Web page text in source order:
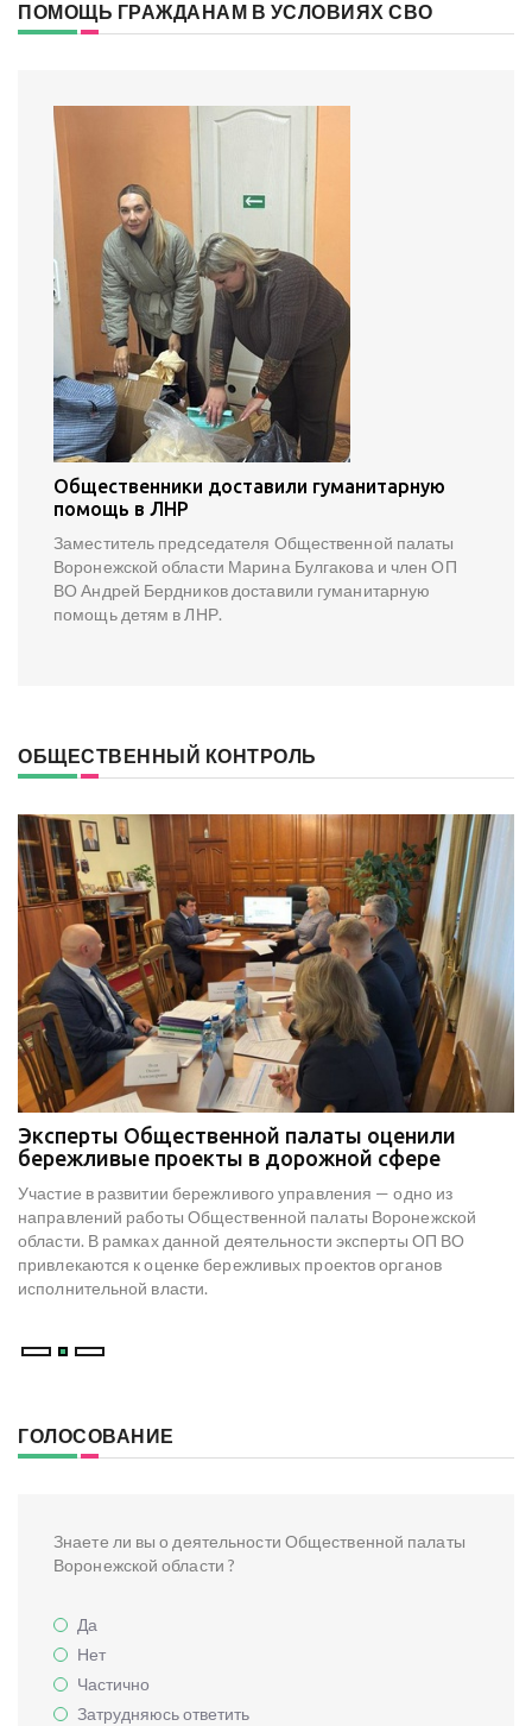
ПОМОЩЬ ГРАЖДАНАМ В УСЛОВИЯХ СВО
Общественники доставили гуманитарную
помощь в ЛНР
Заместитель председателя Общественной палаты
Воронежской области Марина Булгакова и член ОП
ВО Андрей Бердников доставили гуманитарную
помощь детям в ЛНР.
ОБЩЕСТВЕННЫЙ КОНТРОЛЬ
Эксперты Общественной палаты оценили
бережливые проекты в дорожной сфере
Участие в развитии бережливого управления — одно из
направлений работы Общественной палаты Воронежской
области. В рамках данной деятельности эксперты ОП ВО
привлекаются к оценке бережливых проектов органов
исполнительной власти.
ГОЛОСОВАНИЕ
Знаете ли вы о деятельности Общественной палаты
Воронежской области ?
Да
Нет
Частично
Затрудняюсь ответить